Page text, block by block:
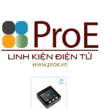
Frequency Shift Keying )
6dbm ( có thể cấu hình qua
FFE0,FFE1)